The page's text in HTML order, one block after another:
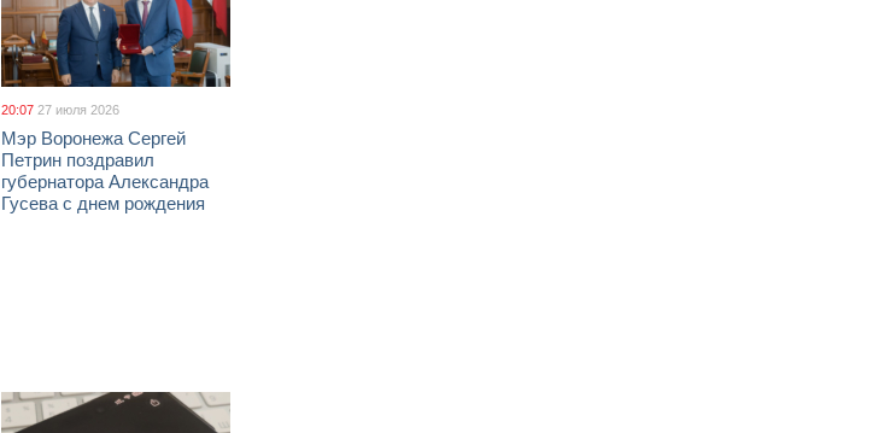
20:07 27 июля 2026
Мэр Воронежа Сергей
Петрин поздравил
губернатора Александра
Гусева с днем рождения